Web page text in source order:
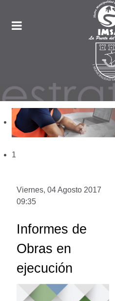
1
Viernes, 04 Agosto 2017
09:35
Informes de
Obras en
ejecución